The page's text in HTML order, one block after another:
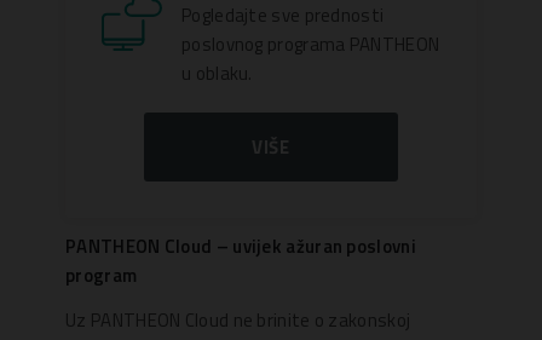
Pogledajte sve prednosti
poslovnog programa PANTHEON
u oblaku.
VIŠE
PANTHEON Cloud – uvijek ažuran poslovni
program
Uz PANTHEON Cloud ne brinite o zakonskoj